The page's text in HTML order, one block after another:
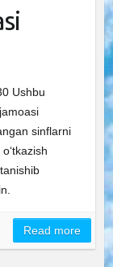
Ushbu
sinflarni
Read more